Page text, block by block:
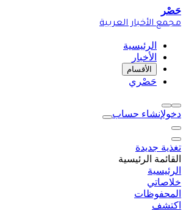
حَصْر
مجمع الأخبار العربية
الرئيسية
الأخبار
الأقسام
حَصْري
دخولإنشاء حساب
تغذية جديدة
القائمة الرئيسية
الرئيسية
خلاصاتي
المحفوظات
اكتشف